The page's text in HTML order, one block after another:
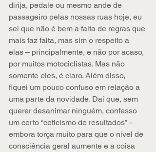
dirija, pedale ou mesmo ande de
passageiro pelas nossas ruas hoje, eu
sei que não é bem a falta de regras que
mais faz falta, mas sim o respeito a
elas – principalmente, e não por acaso,
por muitos motociclistas. Mas não
somente eles, é claro. Além disso,
fiquei um pouco confuso em relação a
uma parte da novidade. Daí que, sem
querer desanimar ninguém, confesso
um certo “ceticismo de resultados” –
embora torça muito para que o nível de
consciência geral aumente e a coisa